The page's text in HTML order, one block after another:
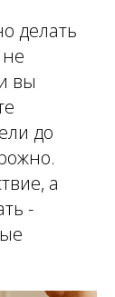
делать
вы
до
а
-